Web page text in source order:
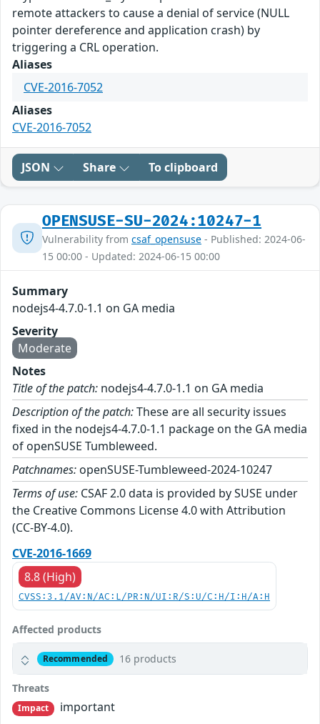
remote attackers to cause a denial of service (NULL
pointer dereference and application crash) by
triggering a CRL operation.
Aliases
CVE-2016-7052
Aliases
CVE-2016-7052
JSON Share To clipboard
OPENSUSE-SU-2024:10247-1
Vulnerability from csaf_opensuse - Published: 2024-06-
15 00:00 - Updated: 2024-06-15 00:00
Summary
nodejs4-4.7.0-1.1 on GA media
Severity
Moderate
Notes
Title of the patch: nodejs4-4.7.0-1.1 on GA media
Description of the patch:These are all security issues
fixed in the nodejs4-4.7.0-1.1 package on the GA media
of openSUSE Tumbleweed.
Patchnames: openSUSE-Tumbleweed-2024-10247
Terms of use: CSAF 2.0 data is provided by SUSE under
the Creative Commons License 4.0 with Attribution
(CC-BY-4.0).
CVE-2016-1669
8.8 (High)
CVSS:3.1/AV:N/AC:L/PR:N/UI:R/S:U/C:H/I:H/A:H
Affected products
Recommended 16 products
Threats
Impact
important